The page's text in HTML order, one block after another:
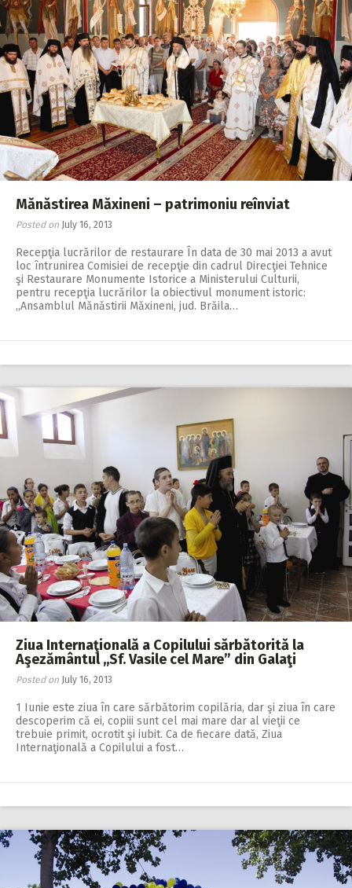
Mănăstirea Măxineni – patrimoniu reînviat
Posted on July 16, 2013
Recepţia lucrărilor de restaurare În data de 30 mai 2013 a avut
loc întrunirea Comisiei de recepţie din cadrul Direcţiei Tehnice
şi Restaurare Monumente Istorice a Ministerului Culturii,
pentru recepţia lucrărilor la obiectivul monument istoric:
,,Ansamblul Mănăstirii Măxineni, jud. Brăila…
Ziua Internaţională a Copilului sărbătorită la
Aşezământul ,,Sf. Vasile cel Mare” din Galaţi
Posted on July 16, 2013
1 Iunie este ziua în care sărbătorim copilăria, dar şi ziua în care
descoperim că ei, copiii sunt cel mai mare dar al vieţii ce
trebuie primit, ocrotit şi iubit. Ca de fiecare dată, Ziua
Internaţională a Copilului a fost…